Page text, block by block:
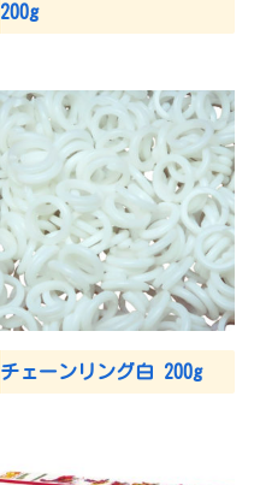
200g
チェーンリング白 200g